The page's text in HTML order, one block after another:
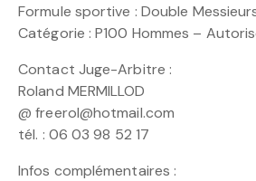
Formule sportive : Double
Catégorie : P100 Hommes –
Contact Juge-Arbitre :
Roland MERMILLOD
@ freerol@hotmail.com
tél. : 06 03 98 52 17
Infos complémentaires :